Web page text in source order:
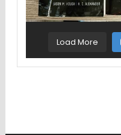
Load More